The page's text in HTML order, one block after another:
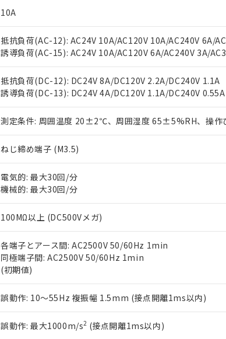
10A
抵抗負荷(AC-12): AC24V 10A/AC120V 10A/AC240V 6A/
誘導負荷(AC-15): AC24V 10A/AC120V 6A/AC240V 3A/
抵抗負荷(DC-12): DC24V 8A/DC120V 2.2A/DC240V 1.1A
誘導負荷(DC-13): DC24V 4A/DC120V 1.1A/DC240V 0.55A
測定条件: 周囲温度 20±2℃、周囲湿度 65±5%RH、操作
ねじ締め端子 (M3.5)
電気的: 最大30回/分
機械的: 最大30回/分
100MΩ以上 (DC500Vメガ)
各端子とアース間: AC2500V 50/60Hz 1min
同極端子間: AC2500V 50/60Hz 1min
(初期値)
誤動作: 10～55Hz 複振幅 1.5mm (接点開離1ms以内)
誤動作: 最大1000m/s2 (接点開離1ms以内)
ご利用条件
以下の条件をお読みいただき、同意のうえご利用くださ
本サービスは、当社制御機器事業取扱商品の当社
くものです。
当社制御機器事業取扱商品の中には、本サービス
在庫状況および標準価格照会結果は、記載してい
い。
正式な納期状況および標準価格はお客様のお取引
当社販売員にご相談ください。
在庫状況および標準価格結果を当社の事前の承諾
す。
マイパーツ機能（部品リスト作成サービス）をご
ている必要があります。
が、当社の製品・サービスに関するお客様との取
さい。
※当社の共同利用者とは、
"個人情報の共同利用
いる法人を指します。
対応予定：EU RoHS指令（10物質）の非含有に対応し
対応予定なし：EU RoHS指令（10物質）の非含有に非
調査・確認中：EU RoHS指令（10物質）の非含有の対
非該当品：ライセンス料など無形物で、有害物質有無
があります。
*EU RoHS指令（10物質）：
鉛(Pb) 1000ppm以下、 水銀(Hg) 1000ppm以下、 カドミウム(Cd)
六価クロム(Cr(Ⅵ)) 1000ppm以下、ポリ臭化ビフェニル類(PBB)
フタル酸ビス(2-エチルヘキシル) (DEHP)(別名：DOP) 1000ppm以下
ル（DBP） 1000ppm以下、フタル酸ジイソブチル (DIBP) 1000ppm以
但し、RoHS指令で産業用監視および制御機器に対する適用除外項目は
フタル酸エステル類の４物質については閾値を超える意図的な使用が
※2 対応予定月
部品在庫の切り替え状況などにより、予定月が前後する
※3 非含有証明書ダウンロード
下記の非含有証明書をダウンロードすることができます
EU RoHS指令（10物質）の非含有証明書
51物質の非含有証明書（当社基準）
※1 中国RoHS○×表
「○」：最大均質材料含有率が中国RoHSの基準値以下
「×」：最大均質材料含有率が中国RoHSの基準値を超
「－」：未確認です。当社販売部門へお問い合わせくだ
Pb(鉛) :1000ppm、 Hg(水銀) : 1000ppm、 Cd(カドミウム) : 100ppm、
DEHP(フタル酸ビス(2-エチルヘキシル)) : 1000ppm
※2 環境保護使用期限
「10」：通常の使用状況下において有害物質が外部に
味します。
「－」：未確認です。当社販売部門へお問い合わせくだ
う）を輸出または国外への提供する場合は、日本
などの必要な手続きをとります。
当社は規制貨物を破棄する場合は、完全に破砕す
ます。
当社は貴社製品を、核兵器、ミサイル、化学兵器
置等に一切使用いたしません。
当社は、貴社製品を第三者に販売する場合は、
たしません。
合意する
記
説明
△ 一定数には満たないが在庫あり
－
在庫なし(最新の在庫状況については、お客
空
白
受注生産機種、また在庫状況の情報を公開し